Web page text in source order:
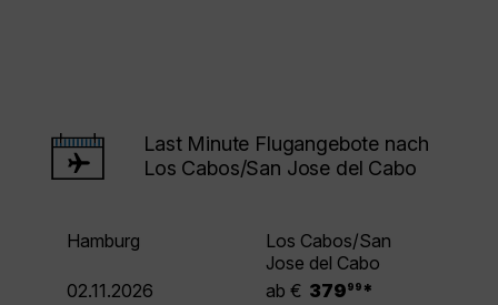
Last Minute Flugangebote nach
Los Cabos/San Jose del Cabo
Hamburg
Los Cabos/San
Jose del Cabo
02.11.2026
ab € 379 99 *